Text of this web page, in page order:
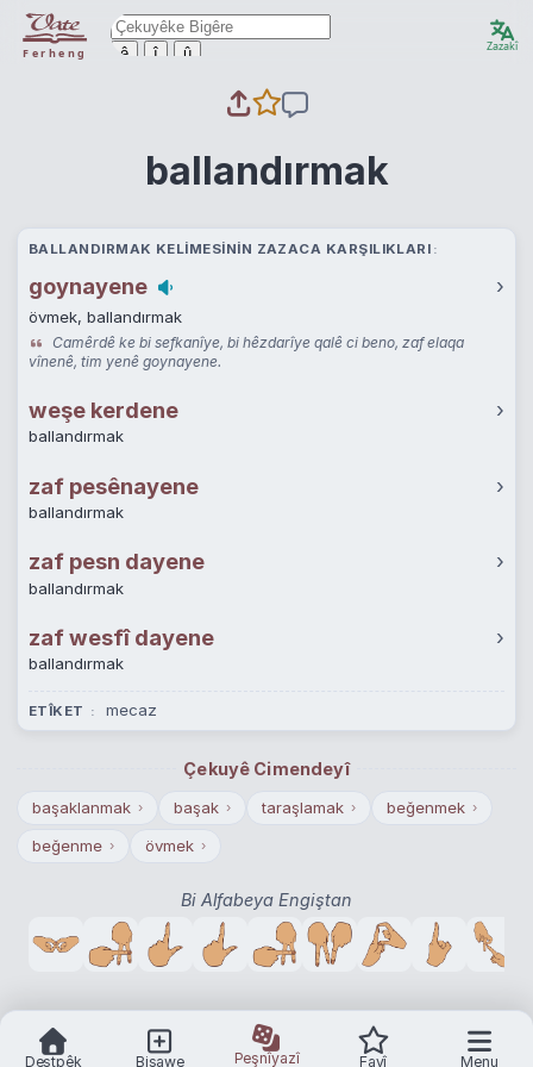
Ferheng ê î û Zazakî
ballandırmak
BALLANDIRMAK KELIMESININ ZAZACA KARŞILIKLARI
goynayene ›
övmek, ballandırmak
Camêrdê ke bi sefkanîye, bi hêzdarîye qalê ci beno, zaf elaqa
vînenê, tim yenê goynayene.
weşe kerdene ›
ballandırmak
zaf pesênayene ›
ballandırmak
zaf pesn dayene ›
ballandırmak
zaf wesfî dayene ›
ballandırmak
ETÎKET mecaz
Çekuyê Cimendeyî
başaklanmak › başak › taraşlamak › beğenmek ›
beğenme › övmek ›
Bi Alfabeya Engiştan
Destpêk Bişawe Peşnîyazî Favî Menu